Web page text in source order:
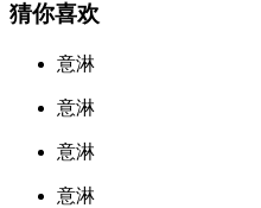
猜你喜欢
意淋
意淋
意淋
意淋